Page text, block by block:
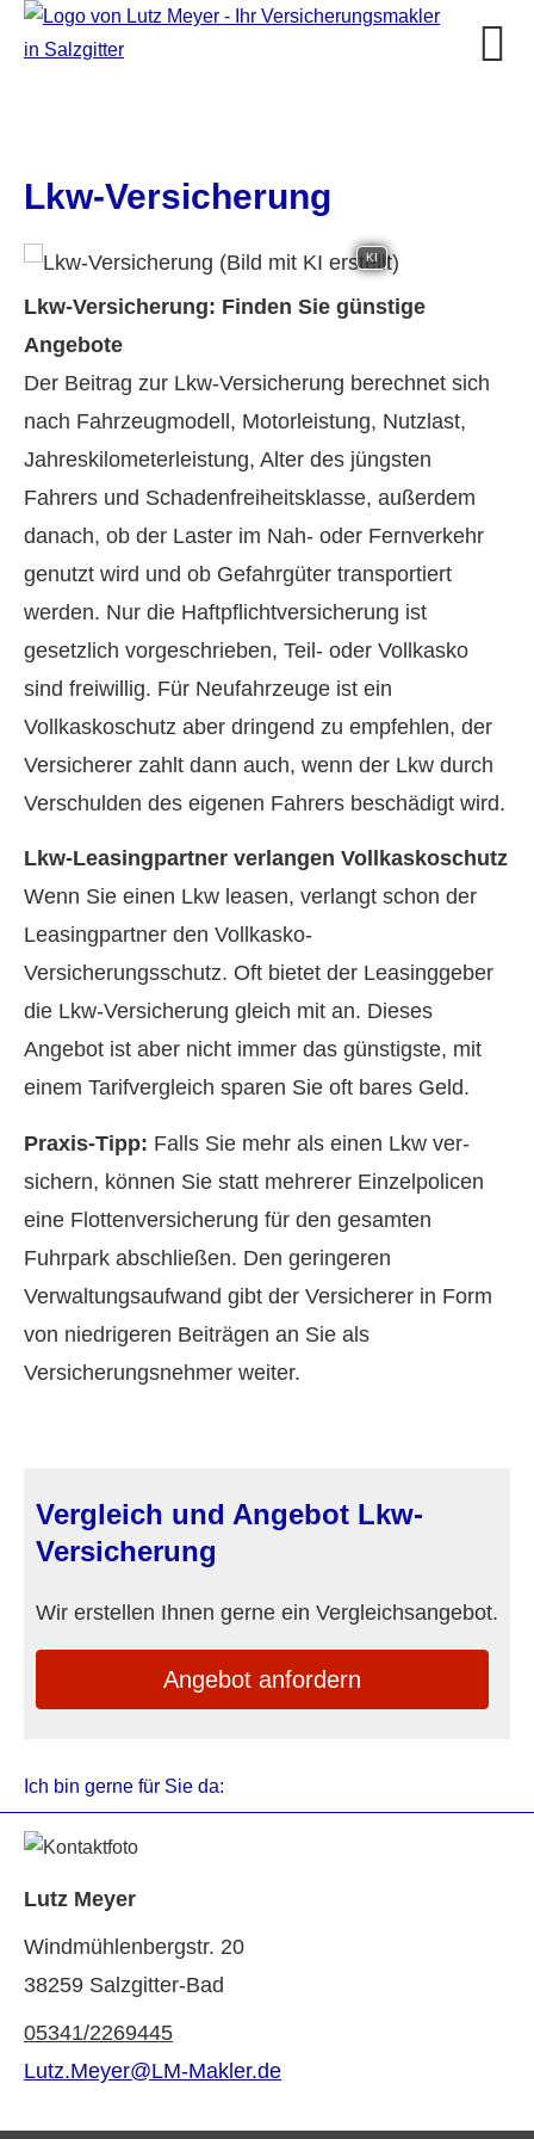
Lkw-Versicherung
KI
Lkw-Versicherung: Finden Sie günstige
Angebote
Der Beitrag zur Lkw-Versicherung berechnet sich
nach Fahrzeugmodell, Motorleistung, Nutzlast,
Jahreskilometerleistung, Alter des jüngsten
Fahrers und Schadenfreiheitsklasse, außerdem
danach, ob der Laster im Nah- oder Fernverkehr
genutzt wird und ob Gefahrgüter transportiert
werden. Nur die Haft­pflichtversicherung ist
gesetzlich vorgeschrieben, Teil- oder Vollkasko
sind freiwillig. Für Neufahrzeuge ist ein
Vollkaskoschutz aber dringend zu empfehlen, der
Versicherer zahlt dann auch, wenn der Lkw durch
Verschulden des eigenen Fahrers beschädigt wird.
Lkw-Leasingpartner verlangen Vollkaskoschutz
Wenn Sie einen Lkw leasen, verlangt schon der
Leasingpartner den Vollkasko-
Versicherungsschutz. Oft bietet der Leasinggeber
die Lkw-Versicherung gleich mit an. Dieses
Angebot ist aber nicht immer das günstigste, mit
einem Tarifvergleich sparen Sie oft bares Geld.
Praxis-Tipp: Falls Sie mehr als einen Lkw ver­
sichern, können Sie statt mehrerer Einzelpolicen
eine Flottenversicherung für den gesamten
Fuhrpark abschließen. Den geringeren
Verwaltungsaufwand gibt der Versicherer in Form
von niedrigeren Beiträgen an Sie als
Versicherungsnehmer weiter.
Vergleich und Angebot Lkw-
Versicherung
Wir erstellen Ihnen gerne ein Vergleichsangebot.
An­ge­bot an­for­dern
Ich bin gerne für Sie da:
Lutz Meyer
Windmühlenbergstr. 20
38259 Salzgitter-Bad
05341/2269445
Lutz.Meyer@LM-Makler.de